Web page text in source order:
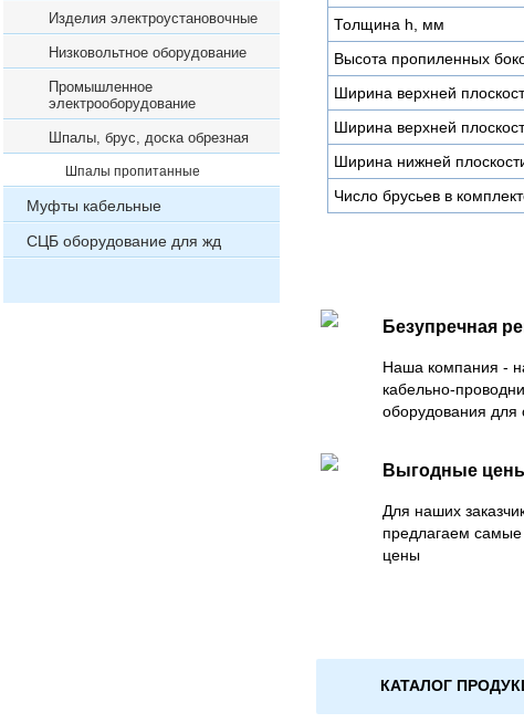
Изделия электроустановочные
Низковольтное оборудование
Промышленное
электрооборудование
Шпалы, брус, доска обрезная
Шпалы пропитанные
Муфты кабельные
СЦБ оборудование для жд
Толщина h, мм
Высота пропиленных
Ширина верхней
Ширина верхней
Ширина нижней
Число брусьев в
Безупречная
Наша компания -
кабельно-
оборудования для
Выгодные
Для наших
предлагаем
цены
КАТАЛОГ